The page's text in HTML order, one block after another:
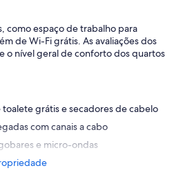
como espaço de trabalho para
de Wi-Fi grátis. As avaliações dos
o nível geral de conforto dos quartos
grátis e secadores de cabelo
com canais a cabo
e micro-ondas